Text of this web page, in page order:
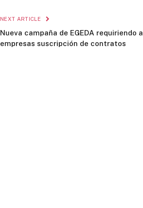
NEXT ARTICLE
Nueva campaña de EGEDA requiriendo a
empresas suscripción de contratos